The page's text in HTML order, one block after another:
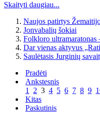
Skaityti daugiau...
Naujos patirtys
Jonvabalių šokiai
Folkloro ultramaratonas
Dar vienas aktyvus
Saulėtasis Jurginių
Pradėti
Ankstesnis
1 2 3 4 5 6 7 8 9
Kitas
Paskutinis